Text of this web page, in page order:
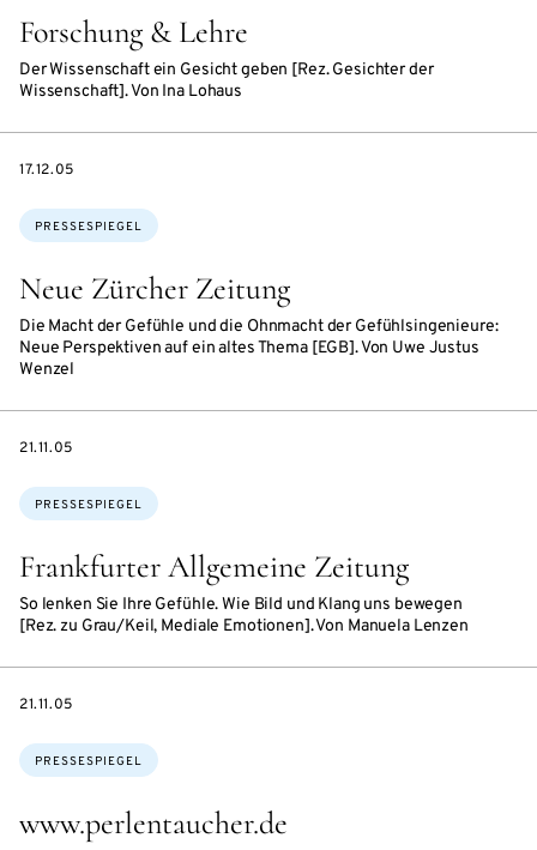
Forschung & Lehre
Der Wissenschaft ein Gesicht geben [Rez. Gesichter der
Wissenschaft]. Von Ina Lohaus
Neue Zürcher Zeitung
Die Macht der Gefühle und die Ohnmacht der Gefühlsingenieure:
Neue Perspektiven auf ein altes Thema [EGB]. Von Uwe Justus
Wenzel
Themen:
PRESSESPIEGEL
DATE
17.12.05
Frankfurter Allgemeine Zeitung
So lenken Sie Ihre Gefühle. Wie Bild und Klang uns bewegen
[Rez. zu Grau/Keil, Mediale Emotionen]. Von Manuela Lenzen
Themen:
PRESSESPIEGEL
DATE
21.11.05
www.perlentaucher.de
Themen:
PRESSESPIEGEL
DATE
21.11.05